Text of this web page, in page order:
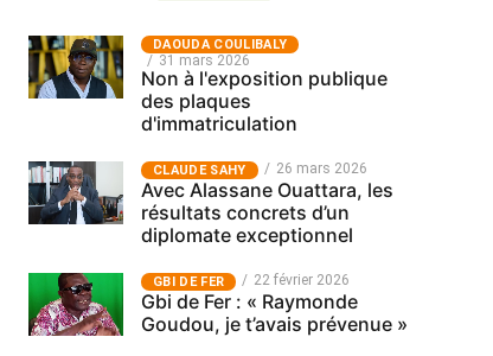
‎DAOUDA COULIBALY
31 mars 2026
Non à l'exposition publique
des plaques
d'immatriculation
CLAUDE SAHY 26 mars 2026
Avec Alassane Ouattara, les
résultats concrets d’un
diplomate exceptionnel
GBI DE FER 22 février 2026
Gbi de Fer : « Raymonde
Goudou, je t’avais prévenue »